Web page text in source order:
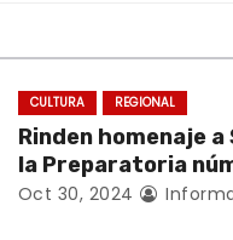
CULTURA REGIONAL
Rinden homenaje
la Preparatoria
Oct 30, 2024